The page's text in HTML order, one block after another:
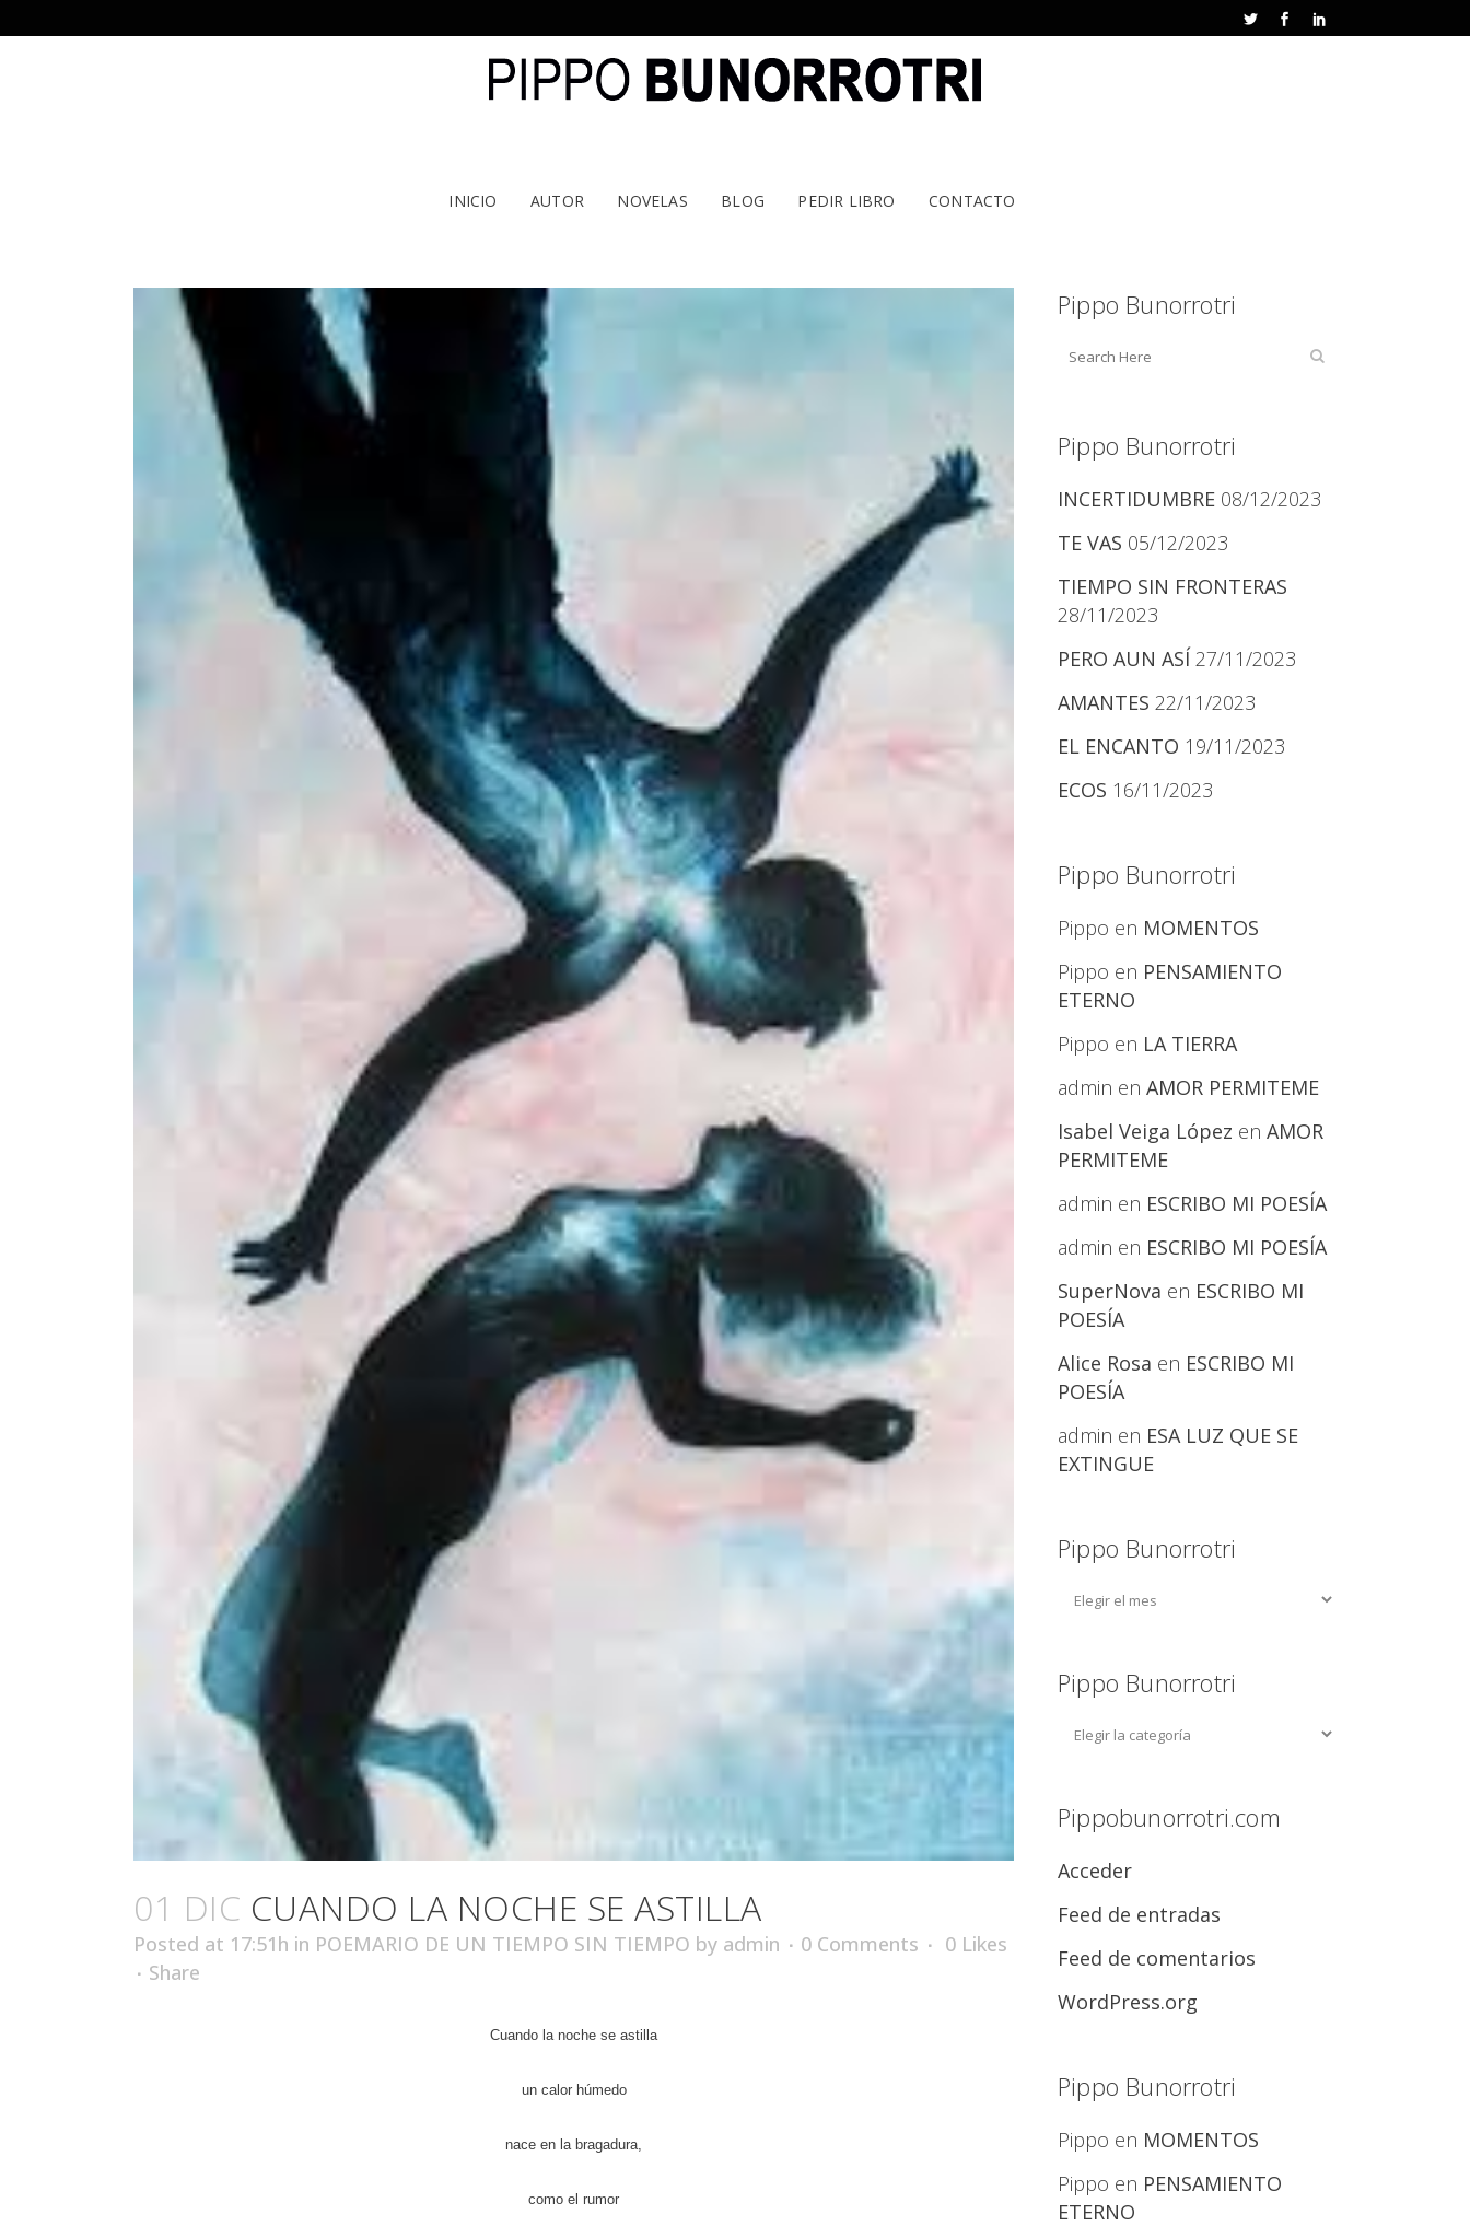
INICIO AUTOR NOVELAS BLOG PEDIR LIBRO CONTACTO
01 DIC CUANDO LA NOCHE SE ASTILLA
Posted at 17:51h in POEMARIO DE UN TIEMPO SIN TIEMPO by admin 0 Comments 0 Likes
Share
Cuando la noche se astilla
un calor húmedo
nace en la bragadura,
como el rumor
Pippo Bunorrotri
Pippo Bunorrotri
INCERTIDUMBRE 08/12/2023
TE VAS 05/12/2023
TIEMPO SIN FRONTERAS
28/11/2023
PERO AUN ASÍ 27/11/2023
AMANTES 22/11/2023
EL ENCANTO 19/11/2023
ECOS 16/11/2023
Pippo Bunorrotri
Pippo en MOMENTOS
Pippo en PENSAMIENTO
ETERNO
Pippo en LA TIERRA
admin en AMOR PERMITEME
Isabel Veiga López en AMOR
PERMITEME
admin en ESCRIBO MI POESÍA
admin en ESCRIBO MI POESÍA
SuperNova en ESCRIBO MI
POESÍA
Alice Rosa en ESCRIBO MI
POESÍA
admin en ESA LUZ QUE SE
EXTINGUE
Pippo Bunorrotri
Pippo Bunorrotri
Pippobunorrotri.com
Acceder
Feed de entradas
Feed de comentarios
WordPress.org
Pippo Bunorrotri
Pippo en MOMENTOS
Pippo en PENSAMIENTO
ETERNO